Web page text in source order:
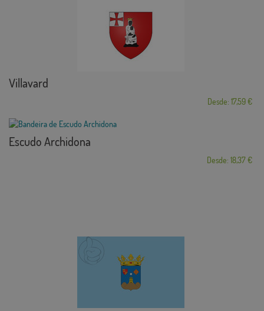
Villavard
Desde: 17,59 €
Escudo Archidona
Desde: 18,37 €